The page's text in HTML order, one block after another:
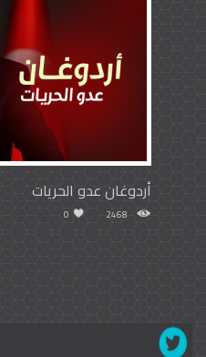
أردوغان عدو الحريات
2468
0